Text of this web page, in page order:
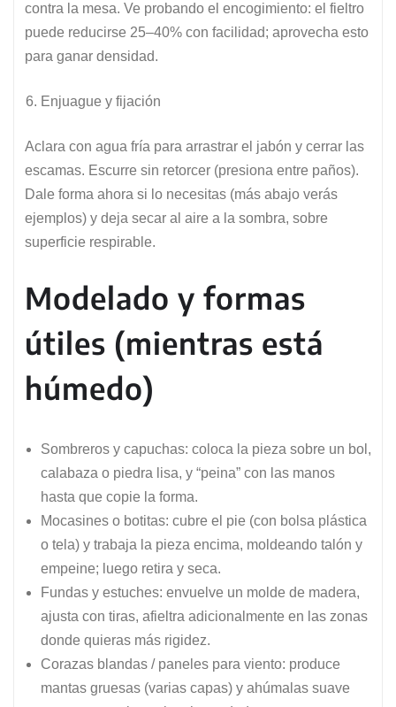
contra la mesa. Ve probando el encogimiento: el fieltro
puede reducirse 25–40% con facilidad; aprovecha esto
para ganar densidad.
Enjuague y fijación
Aclara con agua fría para arrastrar el jabón y cerrar las
escamas. Escurre sin retorcer (presiona entre paños).
Dale forma ahora si lo necesitas (más abajo verás
ejemplos) y deja secar al aire a la sombra, sobre
superficie respirable.
Modelado y formas
útiles (mientras está
húmedo)
Sombreros y capuchas: coloca la pieza sobre un bol,
calabaza o piedra lisa, y “peina” con las manos
hasta que copie la forma.
Mocasines o botitas: cubre el pie (con bolsa plástica
o tela) y trabaja la pieza encima, moldeando talón y
empeine; luego retira y seca.
Fundas y estuches: envuelve un molde de madera,
ajusta con tiras, afieltra adicionalmente en las zonas
donde quieras más rigidez.
Corazas blandas / paneles para viento: produce
mantas gruesas (varias capas) y ahúmalas suave